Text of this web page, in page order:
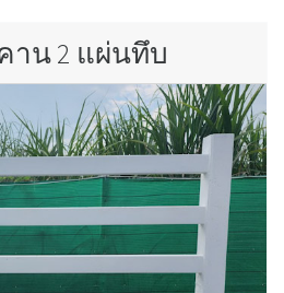
าน 2 แผ่นทึบ